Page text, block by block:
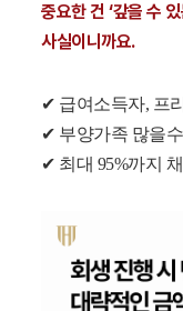
중요한 건 ‘갚을 수
사실이니까요.
✔ 급여소득자, 프
✔ 부양가족 많을
✔ 최대 95%까지